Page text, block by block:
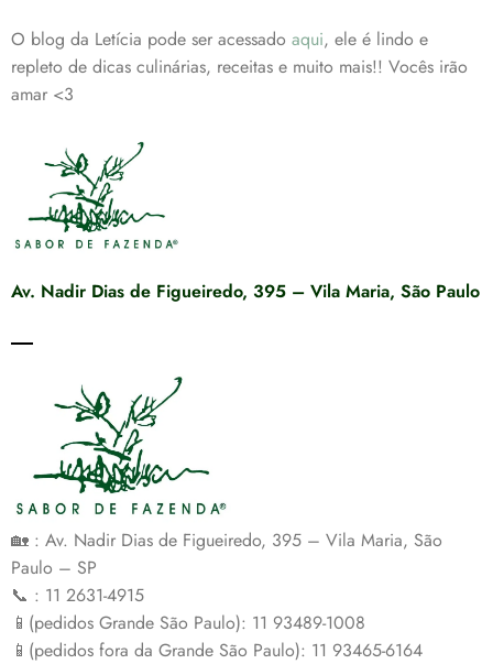
O blog da Letícia pode ser acessado aqui, ele é lindo e
repleto de dicas culinárias, receitas e muito mais!! Vocês irão
amar <3
Av. Nadir Dias de Figueiredo, 395 – Vila Maria, São Paulo
🏡 : Av. Nadir Dias de Figueiredo, 395 – Vila Maria, São
Paulo – SP
📞 : 11 2631-4915
📱(pedidos Grande São Paulo): 11 93489-1008
📱(pedidos fora da Grande São Paulo): 11 93465-6164